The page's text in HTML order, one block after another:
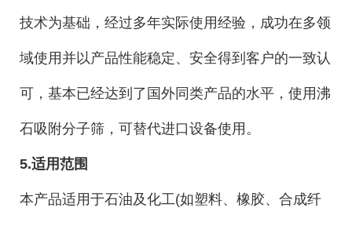
技术为基础，经过多年实际使用经验，成功在多领
域使用并以产品性能稳定、安全得到客户的一致认
可，基本已经达到了国外同类产品的水平，使用沸
石吸附分子筛，可替代进口设备使用。
5.适用范围
本产品适用于石油及化工(如塑料、橡胶、合成纤